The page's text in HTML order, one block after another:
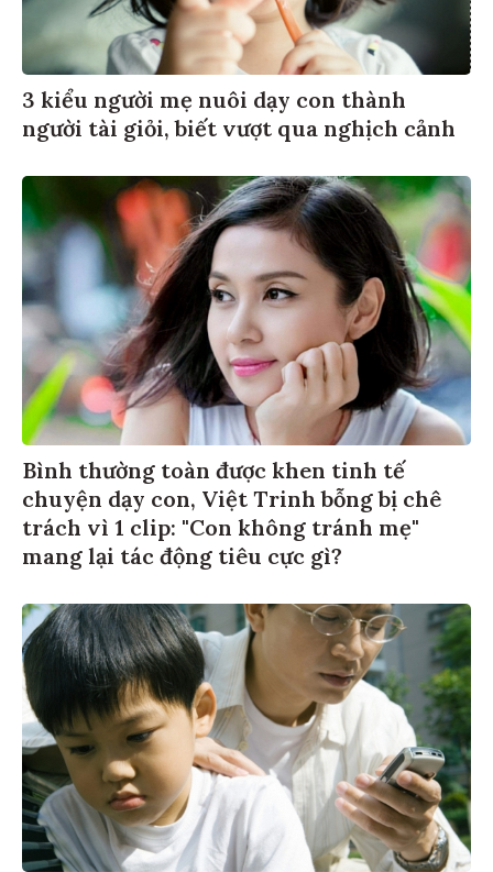
3 kiểu người mẹ nuôi dạy con thành
người tài giỏi, biết vượt qua nghịch cảnh
Bình thường toàn được khen tinh tế
chuyện dạy con, Việt Trinh bỗng bị chê
trách vì 1 clip: "Con không tránh mẹ"
mang lại tác động tiêu cực gì?